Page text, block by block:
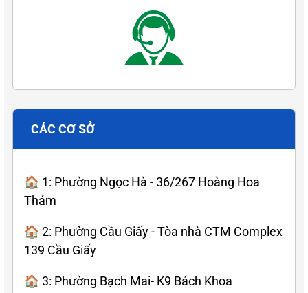
CÁC CƠ SỞ
🏠 1: Phường Ngọc Hà - 36/267 Hoàng Hoa
Thám
🏠 2: Phường Cầu Giấy - Tòa nhà CTM Complex
139 Cầu Giấy
🏠 3: Phường Bạch Mai- K9 Bách Khoa